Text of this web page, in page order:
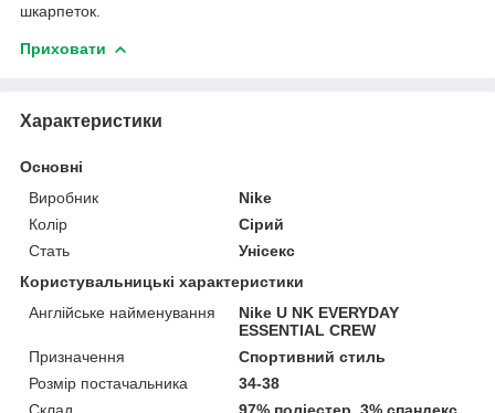
шкарпеток.
Приховати
Характеристики
Основні
Виробник
Nike
Колір
Сірий
Стать
Унісекс
Користувальницькі характеристики
Англійське найменування
Nike U NK EVERYDAY
ESSENTIAL CREW
Призначення
Спортивний стиль
Розмір постачальника
34-38
Склад
97% поліестер, 3% спандекс